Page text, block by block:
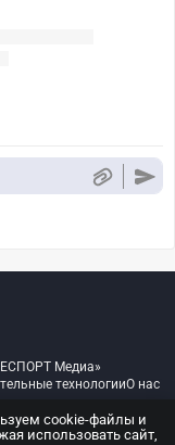
Медиа»
технологииО нас
защищены
cookie-файлы и
использовать сайт,